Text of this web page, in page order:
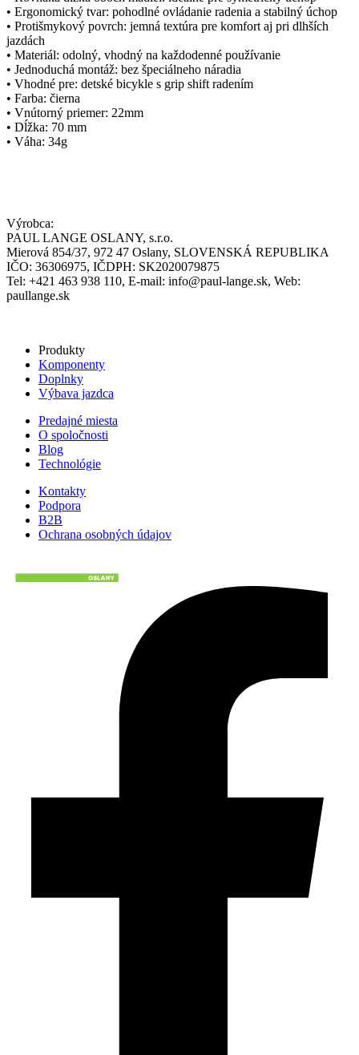
• Ergonomický tvar: pohodlné ovládanie radenia a stabilný úchop
• Protišmykový povrch: jemná textúra pre komfort aj pri dlhších
jazdách
• Materiál: odolný, vhodný na každodenné používanie
• Jednoduchá montáž: bez špeciálneho náradia
• Vhodné pre: detské bicykle s grip shift radením
• Farba: čierna
• Vnútorný priemer: 22mm
• Dĺžka: 70 mm
• Váha: 34g
Výrobca:
PAUL LANGE OSLANY, s.r.o.
Mierová 854/37, 972 47 Oslany, SLOVENSKÁ REPUBLIKA
IČO: 36306975, IČDPH: SK2020079875
Tel: +421 463 938 110, E-mail: info@paul-lange.sk, Web:
paullange.sk
Produkty
Komponenty
Doplnky
Výbava jazdca
Predajné miesta
O spoločnosti
Blog
Technológie
Kontakty
Podpora
B2B
Ochrana osobných údajov